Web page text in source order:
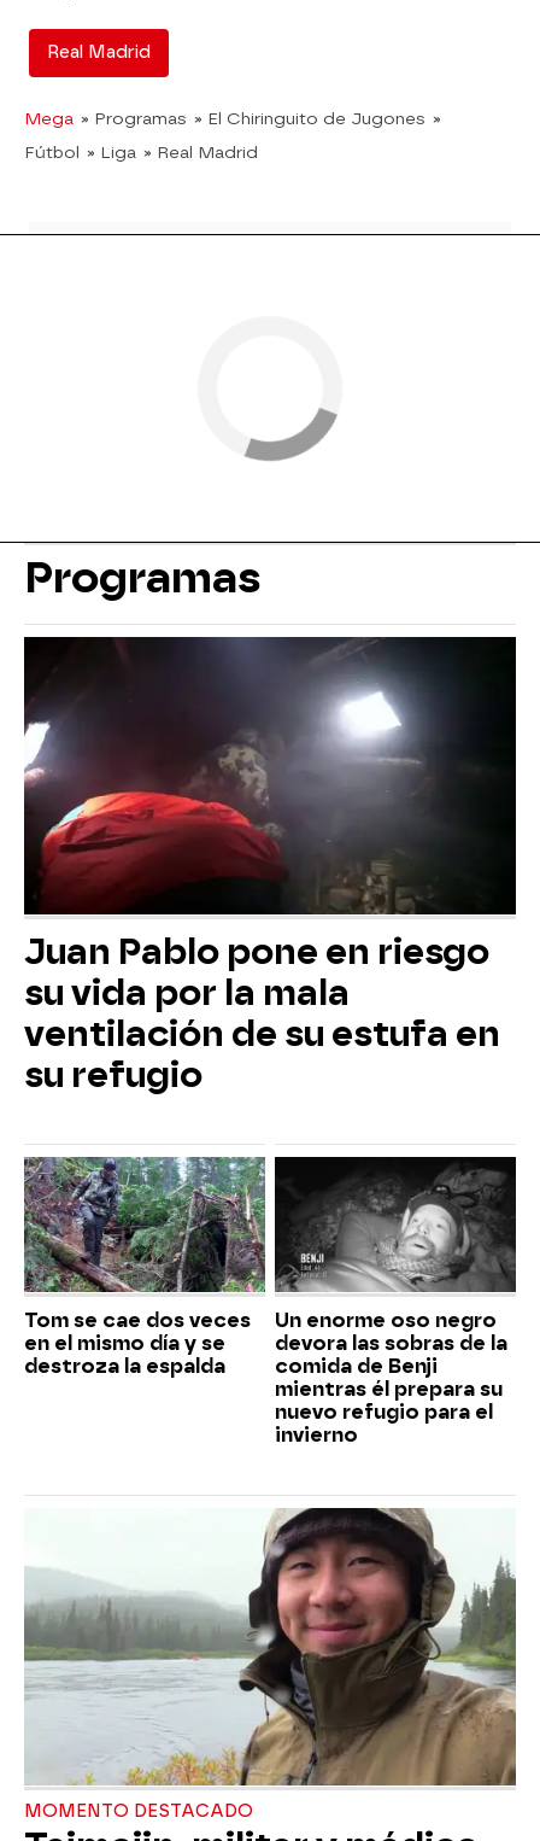
Real Madrid
Mega » Programas » El Chiringuito de Jugones »
Fútbol » Liga » Real Madrid
Programas
Juan Pablo pone en riesgo
su vida por la mala
ventilación de su estufa en
su refugio
Tom se cae dos veces
en el mismo día y se
destroza la espalda
Un enorme oso negro
devora las sobras de la
comida de Benji
mientras él prepara su
nuevo refugio para el
invierno
MOMENTO DESTACADO